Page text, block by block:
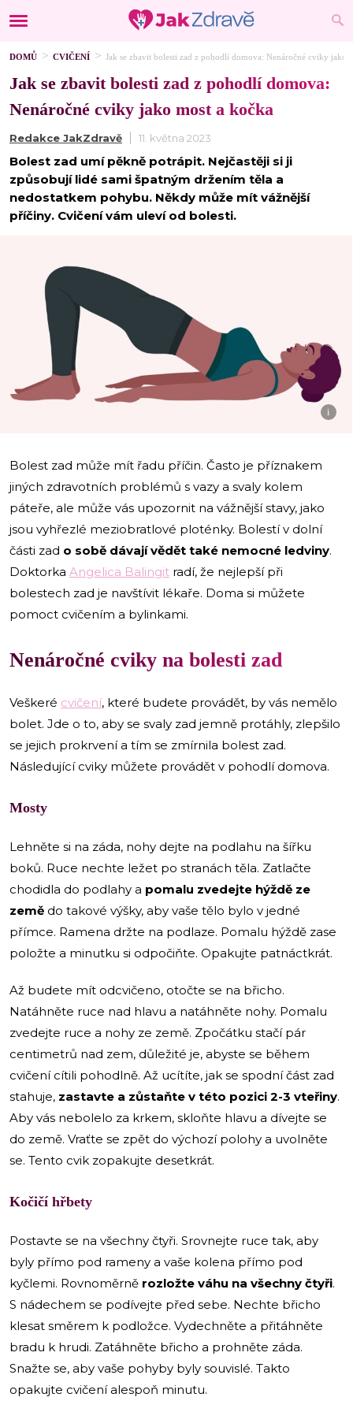
DOMŮ CVIČENÍ Jak se zbavit bolesti zad z pohodlí domova: Nenáročné cviky jako
Jak se zbavit bolesti zad z pohodlí domova:
Nenáročné cviky jako most a kočka
Redakce JakZdravě 11. května 2023
Bolest zad umí pěkně potrápit. Nejčastěji si ji
způsobují lidé sami špatným držením těla a
nedostatkem pohybu. Někdy může mít vážnější
příčiny. Cvičení vám uleví od bolesti.
i
Bolest zad může mít řadu příčin. Často je příznakem
jiných zdravotních problémů s vazy a svaly kolem
páteře, ale může vás upozornit na vážnější stavy, jako
jsou vyhřezlé meziobratlové ploténky. Bolestí v dolní
části zad o sobě dávají vědět také nemocné ledviny.
Doktorka Angelica Balingit radí, že nejlepší při
bolestech zad je navštívit lékaře. Doma si můžete
pomoct cvičením a bylinkami.
Nenáročné cviky na bolesti zad
Veškeré cvičení, které budete provádět, by vás nemělo
bolet. Jde o to, aby se svaly zad jemně protáhly, zlepšilo
se jejich prokrvení a tím se zmírnila bolest zad.
Následující cviky můžete provádět v pohodlí domova.
Mosty
Lehněte si na záda, nohy dejte na podlahu na šířku
boků. Ruce nechte ležet po stranách těla. Zatlačte
chodidla do podlahy a pomalu zvedejte hýždě ze
země do takové výšky, aby vaše tělo bylo v jedné
přímce. Ramena držte na podlaze. Pomalu hýždě zase
položte a minutku si odpočiňte. Opakujte patnáctkrát.
Až budete mít odcvičeno, otočte se na břicho.
Natáhněte ruce nad hlavu a natáhněte nohy. Pomalu
zvedejte ruce a nohy ze země. Zpočátku stačí pár
centimetrů nad zem, důležité je, abyste se během
cvičení cítili pohodlně. Až ucítíte, jak se spodní část zad
stahuje, zastavte a zůstaňte v této pozici 2-3 vteřiny.
Aby vás nebolelo za krkem, skloňte hlavu a dívejte se
do země. Vraťte se zpět do výchozí polohy a uvolněte
se. Tento cvik zopakujte desetkrát.
Kočičí hřbety
Postavte se na všechny čtyři. Srovnejte ruce tak, aby
byly přímo pod rameny a vaše kolena přímo pod
kyčlemi. Rovnoměrně rozložte váhu na všechny čtyři.
S nádechem se podívejte před sebe. Nechte břicho
klesat směrem k podložce. Vydechněte a přitáhněte
bradu k hrudi. Zatáhněte břicho a prohněte záda.
Snažte se, aby vaše pohyby byly souvislé. Takto
opakujte cvičení alespoň minutu.